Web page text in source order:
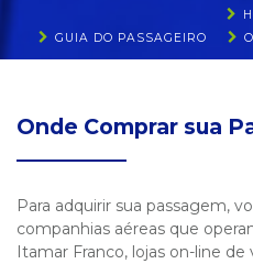
GUIA DO PASSAGEIRO
Onde Comprar sua
Para adquirir sua passagem,
companhias aéreas que
Itamar Franco, lojas on-line